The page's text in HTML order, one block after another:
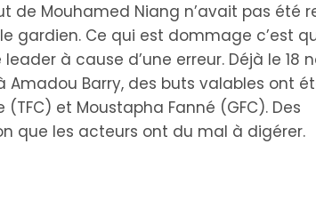
de Mouhamed Niang n’avait pas été
gardien. Ce qui est dommage c’est
à cause d’une erreur. Déjà le 18
Amadou Barry, des buts valables ont
et Moustapha Fanné (GFC). Des
que les acteurs ont du mal à digérer.